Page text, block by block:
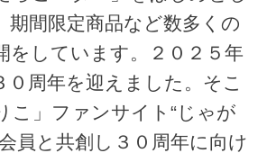
期間限定商品など数多くの
をしています。２０２５年
０周年を迎えました。そこ
こ」ファンサイト“じゃが
員と共創し３０周年に向け